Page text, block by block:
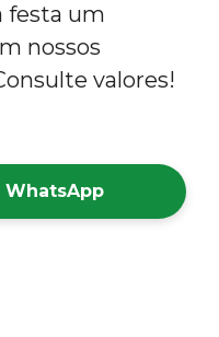
festa um
nossos
valores!
WhatsApp